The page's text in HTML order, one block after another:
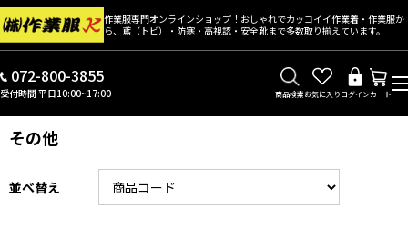
作業服専門オンラインショップ！おしゃれでカッコイイ作業着・作業服か
ら、鳶（トビ）・防寒・高視認・安全靴まで多数取り揃えています。
072-800-3855
受付時間 平日10:00~17:00 商品検索お気に入りログインカート
その他
並べ替え